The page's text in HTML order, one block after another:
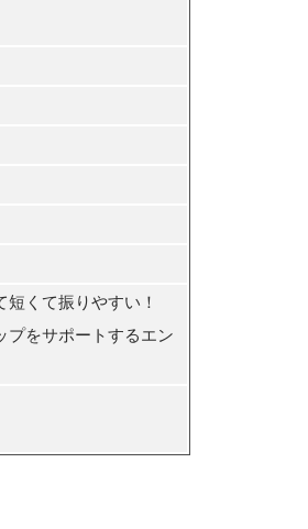
くて振りやすい！
プをサポートするエン